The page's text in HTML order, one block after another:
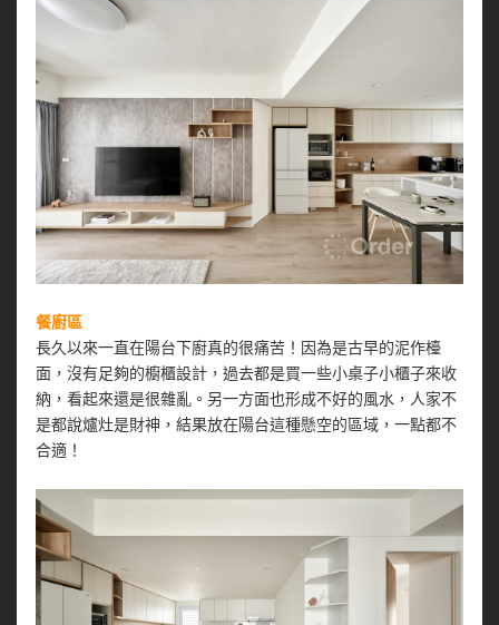
餐廚區
長久以來一直在陽台下廚真的很痛苦！因為是古早的泥作檯
面，沒有足夠的櫥櫃設計，過去都是買一些小桌子小櫃子來收
納，看起來還是很雜亂。另一方面也形成不好的風水，人家不
是都說爐灶是財神，結果放在陽台這種懸空的區域，一點都不
合適！